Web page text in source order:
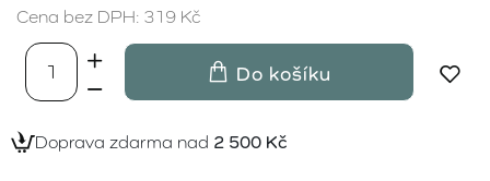
Cena bez DPH: 319 Kč
Do košíku
Doprava zdarma nad 2 500 Kč